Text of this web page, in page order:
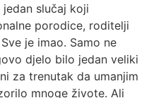
slučaj koji
porodice, roditelji
je imao. Samo ne
djelo bilo jedan veliki
za trenutak da umanjim
mnoge živote. Ali